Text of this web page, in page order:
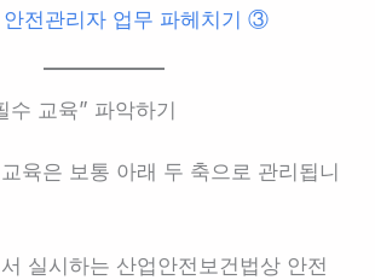
전관리자 업무 파헤치기 ③
수 교육” 파악하기
육은 보통 아래 두 축으로 관리됩니
실시하는 산업안전보건법상 안전